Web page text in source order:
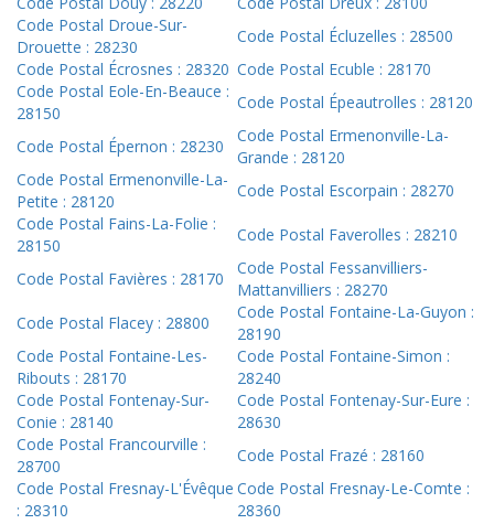
Code Postal Droue-Sur-
Drouette : 28230
Code Postal Écluzelles : 28500
Code Postal Écrosnes : 28320 Code Postal Ecuble : 28170
Code Postal Eole-En-Beauce :
28150
Code Postal Épeautrolles : 28120
Code Postal Épernon : 28230
Code Postal Ermenonville-La-
Grande : 28120
Code Postal Ermenonville-La-
Petite : 28120
Code Postal Escorpain : 28270
Code Postal Fains-La-Folie :
28150
Code Postal Faverolles : 28210
Code Postal Favières : 28170
Code Postal Fessanvilliers-
Mattanvilliers : 28270
Code Postal Flacey : 28800
Code Postal Fontaine-La-Guyon :
28190
Code Postal Fontaine-Les-
Ribouts : 28170
Code Postal Fontaine-Simon :
28240
Code Postal Fontenay-Sur-
Conie : 28140
Code Postal Fontenay-Sur-Eure :
28630
Code Postal Francourville :
28700
Code Postal Frazé : 28160
Code Postal Fresnay-L'Évêque
: 28310
Code Postal Fresnay-Le-Comte :
28360